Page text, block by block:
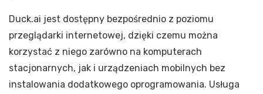
Duck.ai jest dostępny bezpośrednio z poziomu
przeglądarki internetowej, dzięki czemu można
korzystać z niego zarówno na komputerach
stacjonarnych, jak i urządzeniach mobilnych bez
instalowania dodatkowego oprogramowania. Usługa